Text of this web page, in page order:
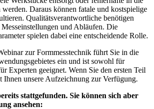
Daraus können fatale und kostspielige
Qualitätsverantwortliche benötigen
und Abläufen. Die
spielen dabei eine entscheidende Rolle.
zur Formmesstechnik führt Sie in die
ein und ist sowohl für
Experten geeignet. Wenn Sie den ersten Teil
Ihnen unsere Aufzeichnung zur Verfügung.
stattgefunden. Sie können sich aber
ansehen: